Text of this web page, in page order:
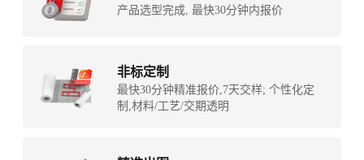
产品选型完成, 最快30分钟内报价
非标定制
最快30分钟精准报价,7天交样; 个性化定
制,材料/工艺/交期透明